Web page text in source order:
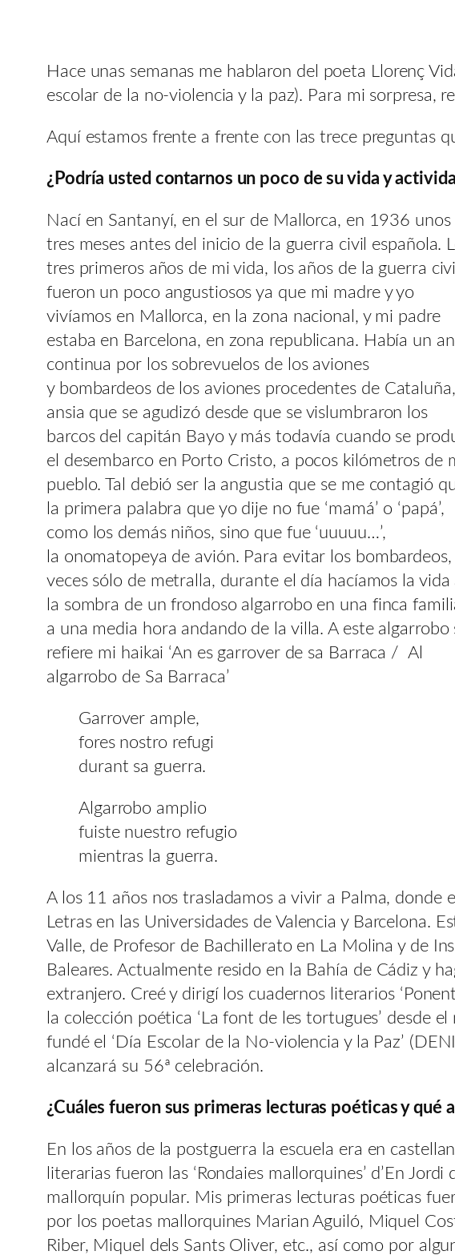
Hace unas semanas me hablaron del poeta Llorenç
escolar de la no-violencia y la paz). Para mi sorpresa,
Aquí estamos frente a frente con las trece preguntas
¿Podría usted contarnos un poco de su vida y
Nací en Santanyí, en el sur de Mallorca, en 1936 unos
tres meses antes del inicio de la guerra civil española.
tres primeros años de mi vida, los años de la guerra
fueron un poco angustiosos ya que mi madre y yo
vivíamos en Mallorca, en la zona nacional, y mi padre
estaba en Barcelona, en zona republicana. Había un
continua por los sobrevuelos de los aviones
y bombardeos de los aviones procedentes de Cataluña,
ansia que se agudizó desde que se vislumbraron los
barcos del capitán Bayo y más todavía cuando se
el desembarco en Porto Cristo, a pocos kilómetros de
pueblo. Tal debió ser la angustia que se me contagió
la primera palabra que yo dije no fue ‘mamá’ o ‘papá’,
como los demás niños, sino que fue ‘uuuuu…’,
la onomatopeya de avión. Para evitar los bombardeos,
veces sólo de metralla, durante el día hacíamos la vida
la sombra de un frondoso algarrobo en una finca
a una media hora andando de la villa. A este algarrobo
refiere mi haikai ‘An es garrover de sa Barraca / Al
algarrobo de Sa Barraca’
Garrover ample,
fores nostro refugi
durant sa guerra.
Algarrobo amplio
fuiste nuestro refugio
mientras la guerra.
A los 11 años nos trasladamos a vivir a Palma, donde
Letras en las Universidades de Valencia y Barcelona.
Valle, de Profesor de Bachillerato en La Molina y de
Baleares. Actualmente resido en la Bahía de Cádiz y
extranjero. Creé y dirigí los cuadernos literarios
la colección poética ‘La font de les tortugues’
fundé el ‘Día Escolar de la No-violencia y la Paz’
alcanzará su 56ª celebración.
¿Cuáles fueron sus primeras lecturas poéticas y qué
En los años de la postguerra la escuela era en
literarias fueron las ‘Rondaies mallorquines’ d’En
mallorquín popular. Mis primeras lecturas poéticas
por los poetas mallorquines Marian Aguiló, Miquel
Riber, Miquel dels Sants Oliver, etc., así como por